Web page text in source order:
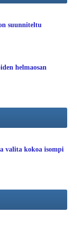
suunniteltu
helmaosan
valita kokoa isompi